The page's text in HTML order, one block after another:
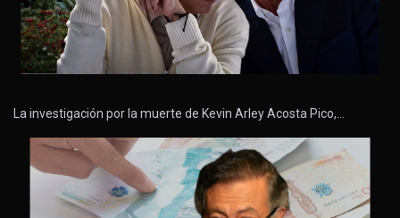
La investigación por la muerte de Kevin Arley Acosta Pico,…